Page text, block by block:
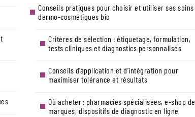
Conseils pratiques pour choisir et utiliser ses soins
dermo-cosmétiques bio
Critères de sélection : étiquetage, formulation,
tests cliniques et diagnostics personnalisés
Conseils d’application et d’intégration pour
maximiser tolérance et résultats
Où acheter : pharmacies spécialisées, e-shop de
marques, dispositifs de diagnostic en ligne